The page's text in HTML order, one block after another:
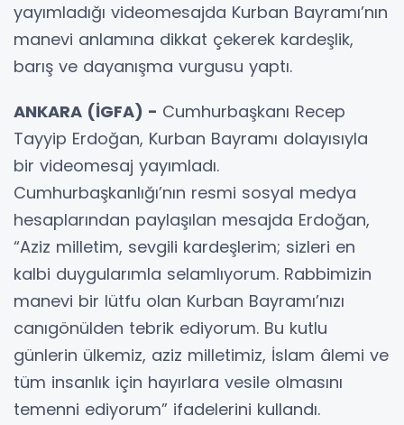
yayımladığı videomesajda Kurban Bayramı’nın
manevi anlamına dikkat çekerek kardeşlik,
barış ve dayanışma vurgusu yaptı.
ANKARA (İGFA) - Cumhurbaşkanı Recep
Tayyip Erdoğan, Kurban Bayramı dolayısıyla
bir videomesaj yayımladı.
Cumhurbaşkanlığı’nın resmi sosyal medya
hesaplarından paylaşılan mesajda Erdoğan,
“Aziz milletim, sevgili kardeşlerim; sizleri en
kalbi duygularımla selamlıyorum. Rabbimizin
manevi bir lütfu olan Kurban Bayramı’nızı
canıgönülden tebrik ediyorum. Bu kutlu
günlerin ülkemiz, aziz milletimiz, İslam âlemi ve
tüm insanlık için hayırlara vesile olmasını
temenni ediyorum” ifadelerini kullandı.